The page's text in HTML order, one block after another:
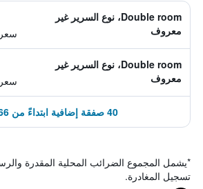
Double room، نوع السرير غير
معروف
Double room، نوع السرير غير
معروف
40 صفقة إضافية ابتداءً من 166 ﷼
*يشمل المجموع الضرائب المحلية المقدرة
تسجيل المغادرة.